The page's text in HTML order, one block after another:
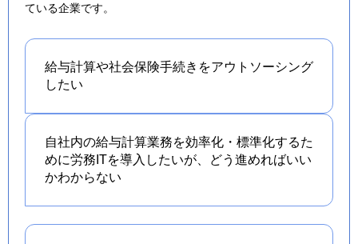
ている企業です。
給与計算や社会保険手続きをアウトソーシング
したい
自社内の給与計算業務を効率化・標準化するた
めに労務ITを導入したいが、どう進めればいい
かわからない